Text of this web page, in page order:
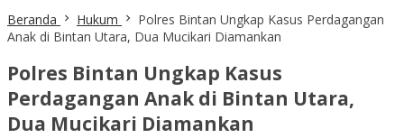
Beranda Hukum
Polres Bintan Ungkap Kasus Perdagangan
Anak di Bintan Utara, Dua Mucikari Diamankan
Polres Bintan Ungkap Kasus
Perdagangan Anak di Bintan Utara,
Dua Mucikari Diamankan